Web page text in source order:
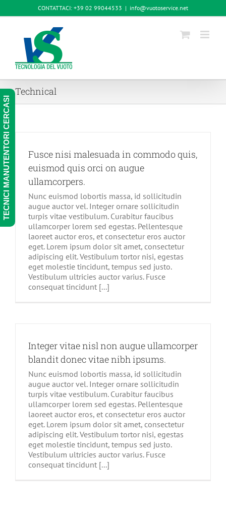
al
CONTATTACI: +39 02 99044533 | info@vuotoservice.net
Technical
Fusce nisi malesuada in commodo quis,
euismod quis orci on augue
ullamcorpers.
Nunc euismod lobortis massa, id sollicitudin
augue auctor vel. Integer ornare sollicitudin
turpis vitae vestibulum. Curabitur faucibus
ullamcorper lorem sed egestas. Pellentesque
laoreet auctor eros, et consectetur eros auctor
eget. Lorem ipsum dolor sit amet, consectetur
adipiscing elit. Vestibulum tortor nisi, egestas
eget molestie tincidunt, tempus sed justo.
Vestibulum ultricies auctor varius. Fusce
consequat tincidunt [...]
Integer vitae nisl non augue ullamcorper
blandit donec vitae nibh ipsums.
Nunc euismod lobortis massa, id sollicitudin
augue auctor vel. Integer ornare sollicitudin
turpis vitae vestibulum. Curabitur faucibus
ullamcorper lorem sed egestas. Pellentesque
laoreet auctor eros, et consectetur eros auctor
eget. Lorem ipsum dolor sit amet, consectetur
adipiscing elit. Vestibulum tortor nisi, egestas
eget molestie tincidunt, tempus sed justo.
Vestibulum ultricies auctor varius. Fusce
consequat tincidunt [...]
TECNICI MANUTENTORI CERCASI